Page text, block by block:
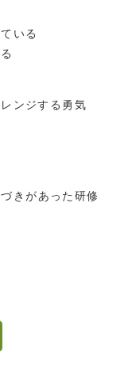
いる
ンジする勇気
きがあった研修